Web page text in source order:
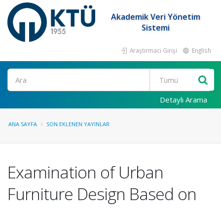
Akademik Veri Yönetim
Sistemi
Araştırmacı Girişi English
Ara
Detaylı Arama
ANA SAYFA SON EKLENEN YAYINLAR
Examination of Urban
Furniture Design Based on